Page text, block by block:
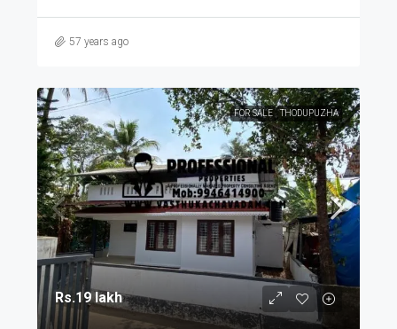
57 years ago
FOR SALE THODUPUZHA
Rs.19 lakh